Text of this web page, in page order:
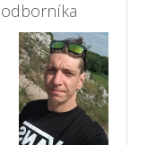
odborníka